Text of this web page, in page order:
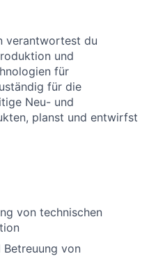
verantwortest du
und
für
für die
Neu- und
planst und entwirfst
von technischen
Betreuung von